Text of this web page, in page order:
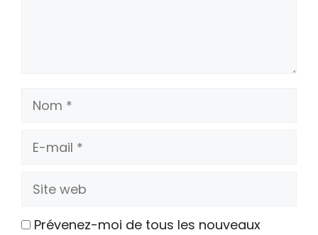
Nom
E-
Site
Prévenez-moi de tous les nouveaux